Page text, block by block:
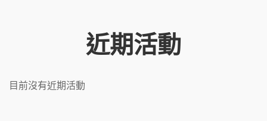
近期活動
目前沒有近期活動